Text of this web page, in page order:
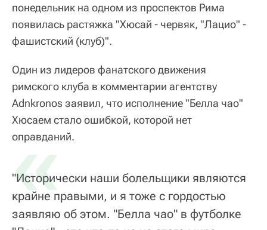
понедельник на одном из проспектов Рима
появилась растяжка "Хюсай - червяк, "Лацио" -
фашистский (клуб)".
Один из лидеров фанатского движения
римского клуба в комментарии агентству
Adnkronos заявил, что исполнение "Белла чао"
Хюсаем стало ошибкой, которой нет
оправданий.
«
"Исторически наши болельщики являются
крайне правыми, и я тоже с гордостью
заявляю об этом. "Белла чао" в футболке